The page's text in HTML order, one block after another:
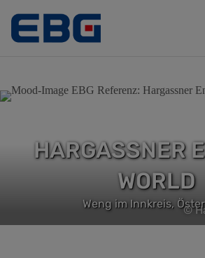
Hauptnavigation
HARGASSNER
WORLD
Weng im Innkreis, ©